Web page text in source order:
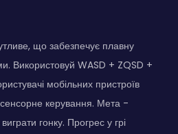
що забезпечує плавну
Використовуй WASD + ZQSD +
мобільних пристроїв
керування. Мета -
гонку. Прогрес у грі